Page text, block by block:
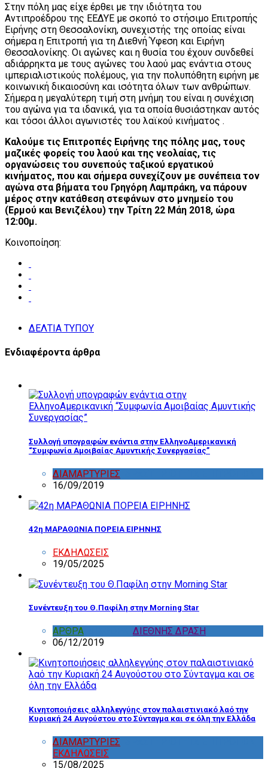
Στην πόλη μας είχε έρθει με την ιδιότητα του
Αντιπροέδρου της ΕΕΔΥΕ με σκοπό το στήσιμο Επιτροπής
Ειρήνης στη Θεσσαλονίκη, συνεχιστής της οποίας είναι
σήμερα η Επιτροπή για τη Διεθνή Ύφεση και Ειρήνη
Θεσσαλονίκης. Οι αγώνες και η θυσία του έχουν συνδεθεί
αδιάρρηκτα με τους αγώνες του λαού μας ενάντια στους
ιμπεριαλιστικούς πολέμους, για την πολυπόθητη ειρήνη με
κοινωνική δικαιοσύνη και ισότητα όλων των ανθρώπων.
Σήμερα η μεγαλύτερη τιμή στη μνήμη του είναι η συνέχιση
του αγώνα για τα ιδανικά, για τα οποία θυσιάστηκαν αυτός
και τόσοι άλλοι αγωνιστές του λαϊκού κινήματος .
Καλούμε τις Επιτροπές Ειρήνης της πόλης μας, τους
μαζικές φορείς του λαού και της νεολαίας, τις
οργανώσεις του συνεπούς ταξικού εργατικού
κινήματος, που και σήμερα συνεχίζουν με συνέπεια τον
αγώνα στα βήματα του Γρηγόρη Λαμπράκη, να πάρουν
μέρος στην κατάθεση στεφάνων στο μνημείο του
(Ερμού και Βενιζέλου) την Τρίτη 22 Μάη 2018, ώρα
12:00μ.
Κοινοποίηση:
ΔΕΛΤΙΑ ΤΥΠΟΥ
Ενδιαφέροντα άρθρα
Συλλογή υπογραφών ενάντια στην ΕλληνοΑμερικανική
“Συμφωνία Αμοιβαίας Αμυντικής Συνεργασίας”
ΔΙΑΜΑΡΤΥΡΙΕΣ
16/09/2019
42η ΜΑΡΑΘΩΝΙΑ ΠΟΡΕΙΑ ΕΙΡΗΝΗΣ
ΕΚΔΗΛΩΣΕΙΣ
19/05/2025
Συνέντευξη του Θ.Παφίλη στην Morning Star
ΑΡΘΡΑ
ΔΙΕΘΝΗΣ ΔΡΑΣΗ
06/12/2019
Κινητοποιήσεις αλληλεγγύης στον παλαιστινιακό λαό την
Κυριακή 24 Αυγούστου στο Σύνταγμα και σε όλη την Ελλάδα
ΔΙΑΜΑΡΤΥΡΙΕΣ
ΕΚΔΗΛΩΣΕΙΣ
15/08/2025